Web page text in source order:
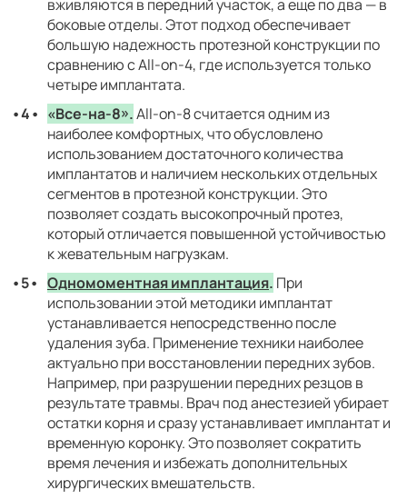
вживляются в передний участок, а еще по два — в
боковые отделы. Этот подход обеспечивает
большую надежность протезной конструкции по
сравнению с All-on-4, где используется только
четыре имплантата.
«Все-на-8».All-on-8 считается одним из
наиболее комфортных, что обусловлено
использованием достаточного количества
имплантатов и наличием нескольких отдельных
сегментов в протезной конструкции. Это
позволяет создать высокопрочный протез,
который отличается повышенной устойчивостью
к жевательным нагрузкам.
Одномоментная имплантация. При
использовании этой методики имплантат
устанавливается непосредственно после
удаления зуба. Применение техники наиболее
актуально при восстановлении передних зубов.
Например, при разрушении передних резцов в
результате травмы. Врач под анестезией убирает
остатки корня и сразу устанавливает имплантат и
временную коронку. Это позволяет сократить
время лечения и избежать дополнительных
хирургических вмешательств.